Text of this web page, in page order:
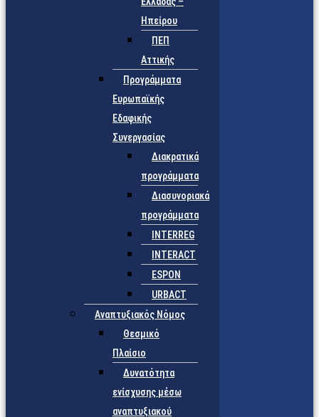
Ηπείρου
ΠΕΠ
Αττικής
Προγράμματα
Ευρωπαϊκής
Εδαφικής
Συνεργασίας
Διακρατικά
προγράμματα
Διασυνοριακά
προγράμματα
INTERREG
INTERACT
ESPON
URBACT
Αναπτυξιακός Νόμος
Θεσμικό
Πλαίσιο
Δυνατότητα
ενίσχυσης μέσω
αναπτυξιακού